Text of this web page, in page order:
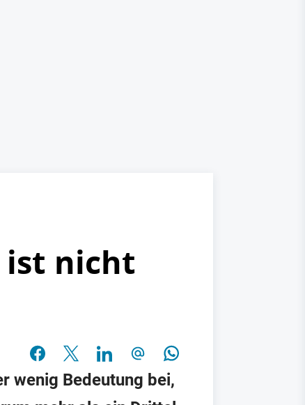
ist nicht
wenig Bedeutung bei,